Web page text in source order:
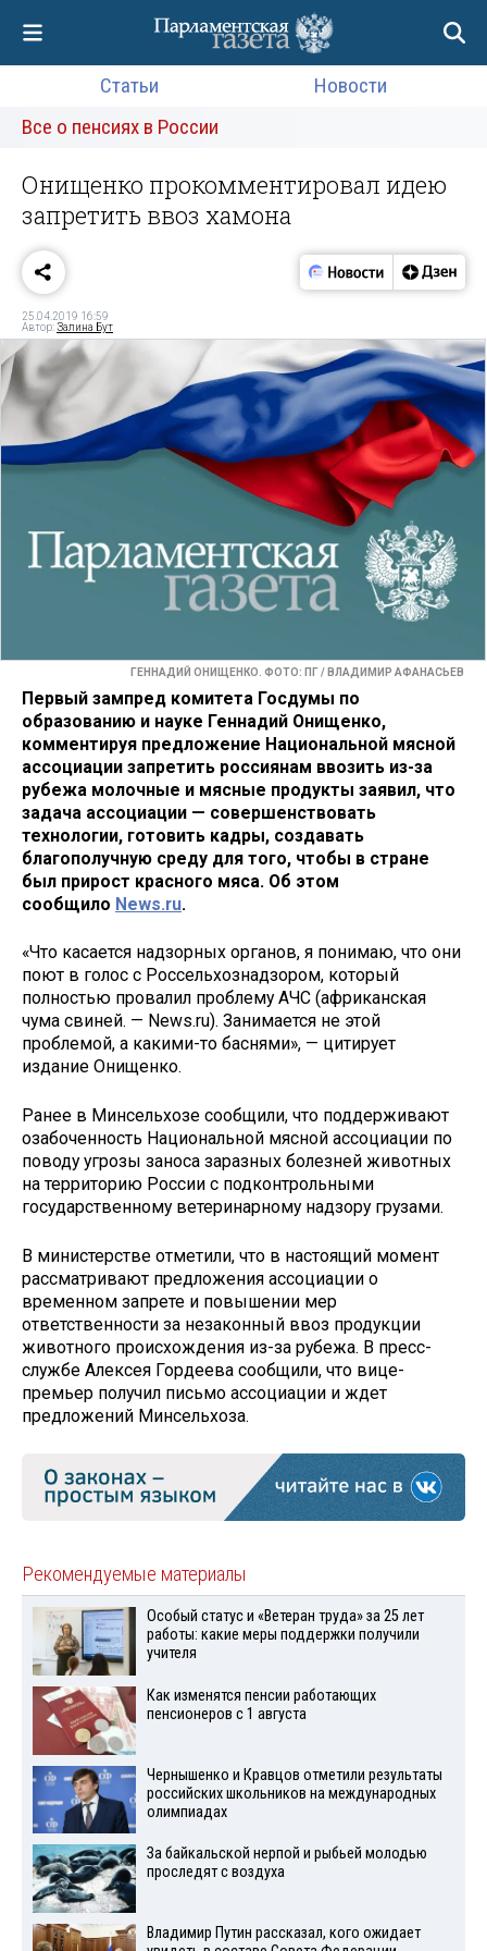
Статьи
Новости
Все о пенсиях в России
Онищенко прокомментировал идею
запретить ввоз хамона
25.04.2019 16:59
Автор:Залина Бут
ГЕННАДИЙ ОНИЩЕНКО. ФОТО: ПГ / ВЛАДИМИР АФАНАСЬЕВ
Первый зампред комитета Госдумы по
образованию и науке Геннадий Онищенко,
комментируя предложение Национальной мясной
ассоциации запретить россиянам ввозить из-за
рубежа молочные и мясные продукты заявил, что
задача ассоциации — совершенствовать
технологии, готовить кадры, создавать
благополучную среду для того, чтобы в стране
был прирост красного мяса. Об этом
сообщило News.ru.
«Что касается надзорных органов, я понимаю, что они
поют в голос с Россельхознадзором, который
полностью провалил проблему АЧС (африканская
чума свиней. — News.ru). Занимается не этой
проблемой, а какими-то баснями», — цитирует
издание Онищенко.
Ранее в Минсельхозе сообщили, что поддерживают
озабоченность Национальной мясной ассоциации по
поводу угрозы заноса заразных болезней животных
на территорию России с подконтрольными
государственному ветеринарному надзору грузами.
В министерстве отметили, что в настоящий момент
рассматривают предложения ассоциации о
временном запрете и повышении мер
ответственности за незаконный ввоз продукции
животного происхождения из-за рубежа. В пресс-
службе Алексея Гордеева сообщили, что вице-
премьер получил письмо ассоциации и ждет
предложений Минсельхоза.
Рекомендуемые материалы
Особый статус и «Ветеран труда» за 25 лет
работы: какие меры поддержки получили
учителя
Как изменятся пенсии работающих
пенсионеров с 1 августа
Чернышенко и Кравцов отметили результаты
российских школьников на международных
олимпиадах
За байкальской нерпой и рыбьей молодью
проследят с воздуха
Владимир Путин рассказал, кого ожидает